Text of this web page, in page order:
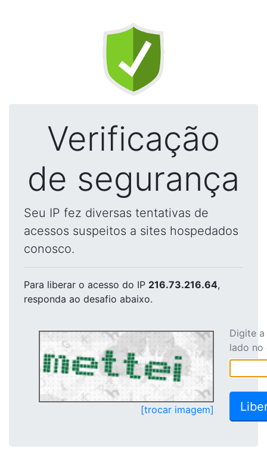
Verificação
de segurança
Seu IP fez diversas tentativas de
acessos suspeitos a sites hospedados
conosco.
Para liberar o acesso do IP 216.73.216.64,
responda ao desafio abaixo.
[trocar imagem]
Digite
lado no